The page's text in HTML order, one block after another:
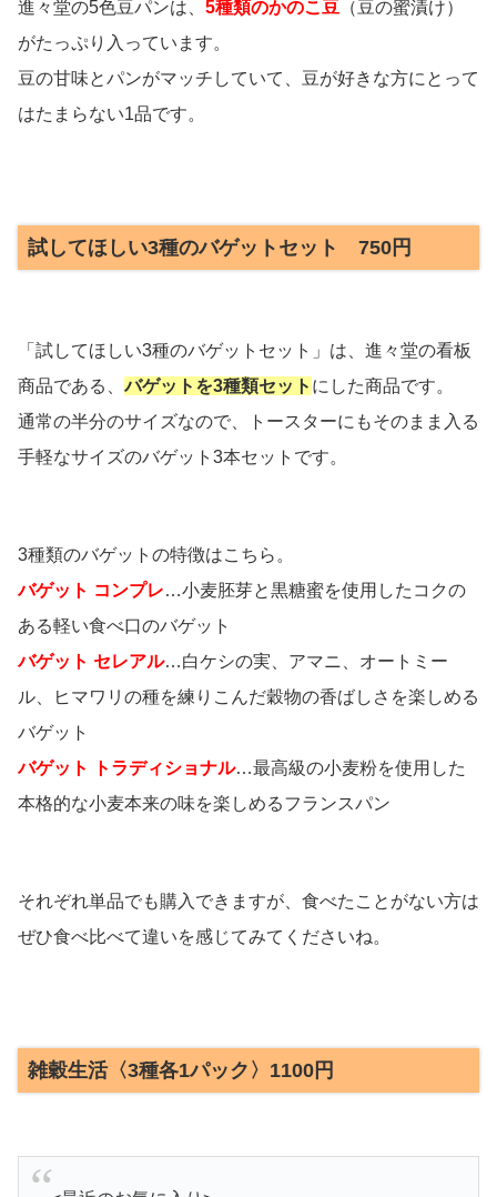
進々堂の5色豆パンは、 5種類のかのこ豆 （豆の蜜漬け）
がたっぷり入っています。
豆の甘味とパンがマッチしていて、豆が好きな方にとって
はたまらない1品です。
試してほしい3種のバゲットセット 750円
「試してほしい3種のバゲットセット」は、進々堂の看板
商品である、バゲットを3種類セット にした商品です。
通常の半分のサイズなので、トースターにもそのまま入る
手軽なサイズのバゲット3本セットです。
3種類のバゲットの特徴はこちら。
バゲット コンプレ…小麦胚芽と黒糖蜜を使用したコクの
ある軽い食べ口のバゲット
バゲット セレアル…白ケシの実、アマニ、オートミー
ル、ヒマワリの種を練りこんだ穀物の香ばしさを楽しめる
バゲット
バゲット トラディショナル…最高級の小麦粉を使用した
本格的な小麦本来の味を楽しめるフランスパン
それぞれ単品でも購入できますが、食べたことがない方は
ぜひ食べ比べて違いを感じてみてくださいね。
雑穀生活〈3種各1パック〉1100円